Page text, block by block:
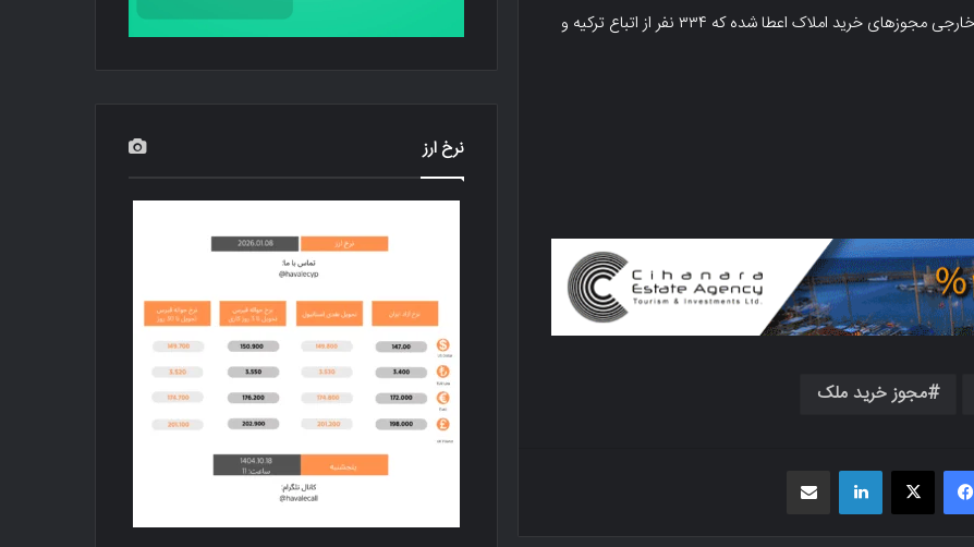
بر اساس تصمیم شورای وزیران قبرس شمالی، به ۳۵۹ تبعه خارجی مجوزهای خرید املاک اعطا شده که ۳۳۴ نفر از اتباع ترکیه و
مجوز خرید ملک
فیسبوک X
نرخ ارز